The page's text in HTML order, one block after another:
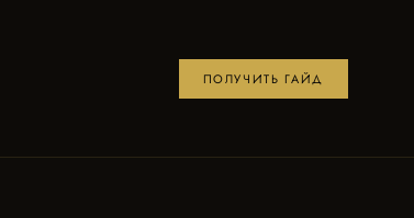
ПОЛУЧИТЬ ГАЙД